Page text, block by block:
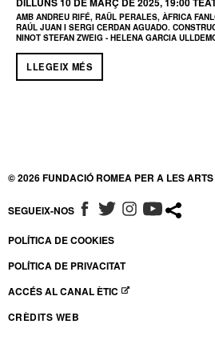
AMB ANDREU RIFÉ, RAÜL PERALES, ÀFRICA
RAÚL JUAN I SERGI CERDAN AGUADO.
NINOT STEFAN ZWEIG - HELENA GARCIA
LLEGEIX MÉS
© 2026 FUNDACIÓ ROMEA PER A LES
SEGUEIX-NOS ABRE EN NUEVA VENTANA
ABRE EN NUEVA
ABRE EN NUEVA
ABRE EN
POLÍTICA DE COOKIES
POLÍTICA DE PRIVACITAT
ACCÉS AL CANAL ÈTIC
ABRE EN NUEVA VENTANA
CRÈDITS WEB